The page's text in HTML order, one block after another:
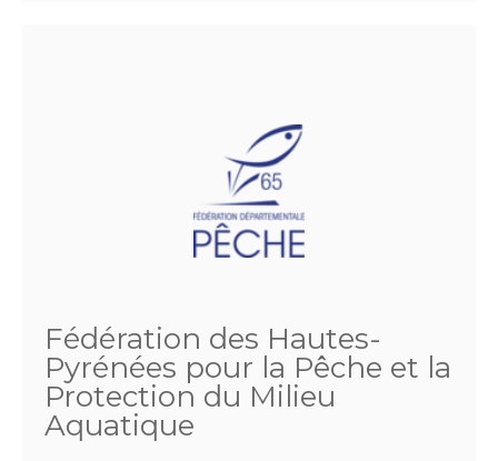
Fédération des Hautes-
Pyrénées pour la Pêche et la
Protection du Milieu
Aquatique